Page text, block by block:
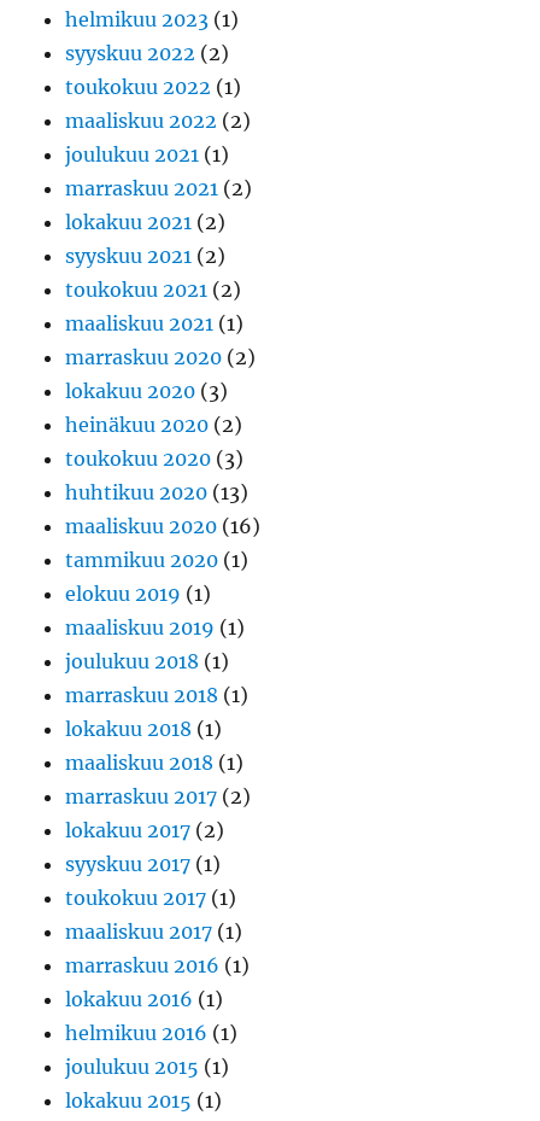
helmikuu 2023 (1)
syyskuu 2022 (2)
toukokuu 2022 (1)
maaliskuu 2022 (2)
joulukuu 2021 (1)
marraskuu 2021 (2)
lokakuu 2021 (2)
syyskuu 2021 (2)
toukokuu 2021 (2)
maaliskuu 2021 (1)
marraskuu 2020 (2)
lokakuu 2020 (3)
heinäkuu 2020 (2)
toukokuu 2020 (3)
huhtikuu 2020 (13)
maaliskuu 2020 (16)
tammikuu 2020 (1)
elokuu 2019 (1)
maaliskuu 2019 (1)
joulukuu 2018 (1)
marraskuu 2018 (1)
lokakuu 2018 (1)
maaliskuu 2018 (1)
marraskuu 2017 (2)
lokakuu 2017 (2)
syyskuu 2017 (1)
toukokuu 2017 (1)
maaliskuu 2017 (1)
marraskuu 2016 (1)
lokakuu 2016 (1)
helmikuu 2016 (1)
joulukuu 2015 (1)
lokakuu 2015 (1)